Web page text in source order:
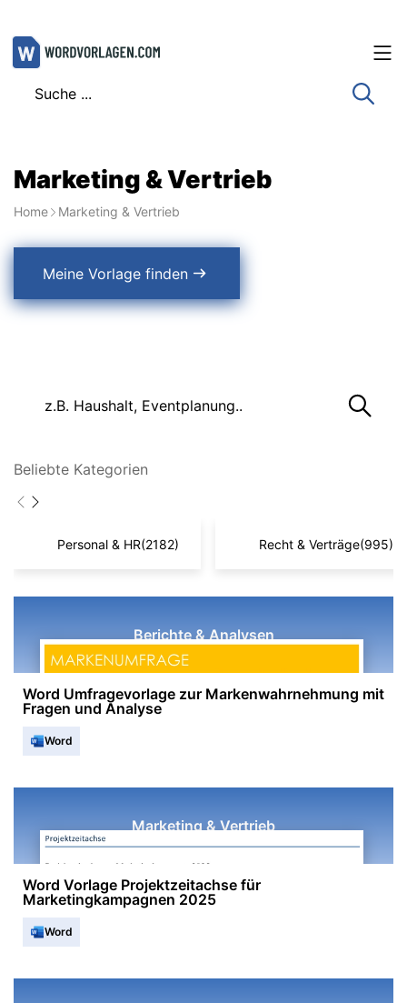
Zum
Inhalt
Marketing & Vertrieb
Home Marketing & Vertrieb
Meine Vorlage finden
Beliebte Kategorien
Personal & HR(2182) Recht & Verträge(995)
Berichte & Analysen
Word Umfragevorlage zur Markenwahrnehmung mit
Fragen und Analyse
Word
Marketing & Vertrieb
Word Vorlage Projektzeitachse für
Marketingkampagnen 2025
Word